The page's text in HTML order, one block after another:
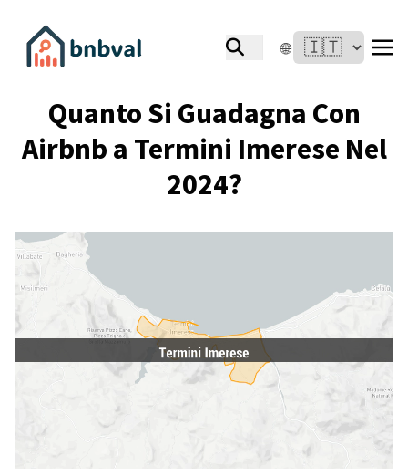
🌐
Quanto Si Guadagna Con
Airbnb a Termini Imerese Nel
2024?